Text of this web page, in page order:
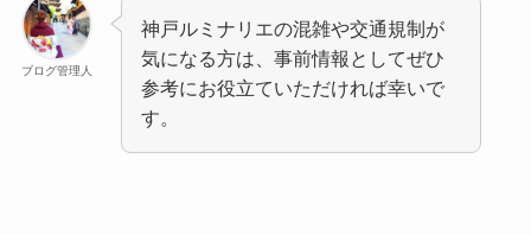
ブログ管理人
神戸ルミナリエの混雑や交通規制が
気になる方は、事前情報としてぜひ
参考にお役立ていただければ幸いで
す。